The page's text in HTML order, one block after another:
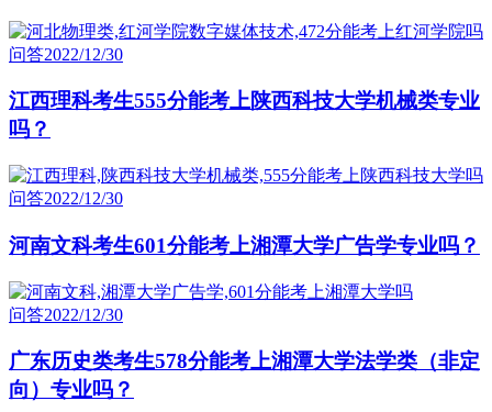
问答2022/12/30
江西理科考生555分能考上陕西科技大学机械类专业
吗？
问答2022/12/30
河南文科考生601分能考上湘潭大学广告学专业吗？
问答2022/12/30
广东历史类考生578分能考上湘潭大学法学类（非定
向）专业吗？